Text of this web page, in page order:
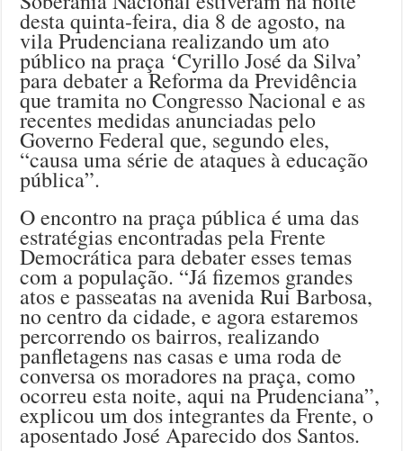
desta quinta-feira, dia 8 de agosto, na
vila Prudenciana realizando um ato
público na praça ‘Cyrillo José da Silva’
para debater a Reforma da Previdência
que tramita no Congresso Nacional e as
recentes medidas anunciadas pelo
Governo Federal que, segundo eles,
“causa uma série de ataques à educação
pública”.
O encontro na praça pública é uma das
estratégias encontradas pela Frente
Democrática para debater esses temas
com a população. “Já fizemos grandes
atos e passeatas na avenida Rui Barbosa,
no centro da cidade, e agora estaremos
percorrendo os bairros, realizando
panfletagens nas casas e uma roda de
conversa os moradores na praça, como
ocorreu esta noite, aqui na Prudenciana”,
explicou um dos integrantes da Frente, o
aposentado José Aparecido dos Santos.